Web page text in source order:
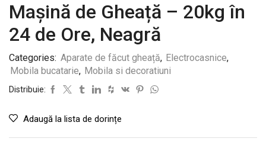
Mașină de Gheață – 20kg în
24 de Ore, Neagră
Categories: Aparate de făcut gheață, Electrocasnice,
Mobila bucatarie, Mobila si decoratiuni
Distribuie:
Adaugă la lista de dorințe